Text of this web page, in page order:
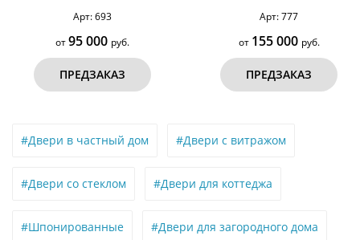
от 155 000
ПРЕДЗАКАЗ
от 50 000
ПРЕДЗАКАЗ
#Двери в частный дом #Двери с витражом
#Двери со стеклом #Двери для коттеджа
#Шпонированные #Двери для загородного дома